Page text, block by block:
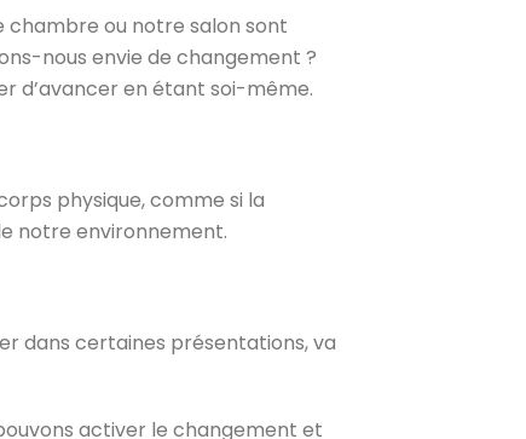
chambre ou notre salon sont
nous envie de changement ?
d’avancer en étant soi-même.
physique, comme si la
notre environnement.
dans certaines présentations, va
activer le changement et